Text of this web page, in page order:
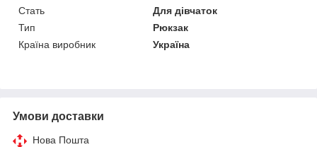
Стать
Для дівчаток
Тип
Рюкзак
Країна виробник
Україна
Умови доставки
Нова Пошта